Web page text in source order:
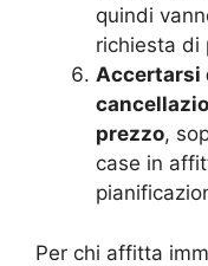
quindi
richiesta di
Accertarsi
prezzo,
case in
Per chi affitta